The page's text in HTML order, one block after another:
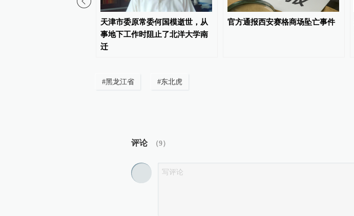
01:34
天津市委原常委何国模逝世，从
事地下工作时阻止了北洋大学南
迁
官方通报西安赛格商场坠亡事件
#黑龙江省 #东北虎
评论 （9）